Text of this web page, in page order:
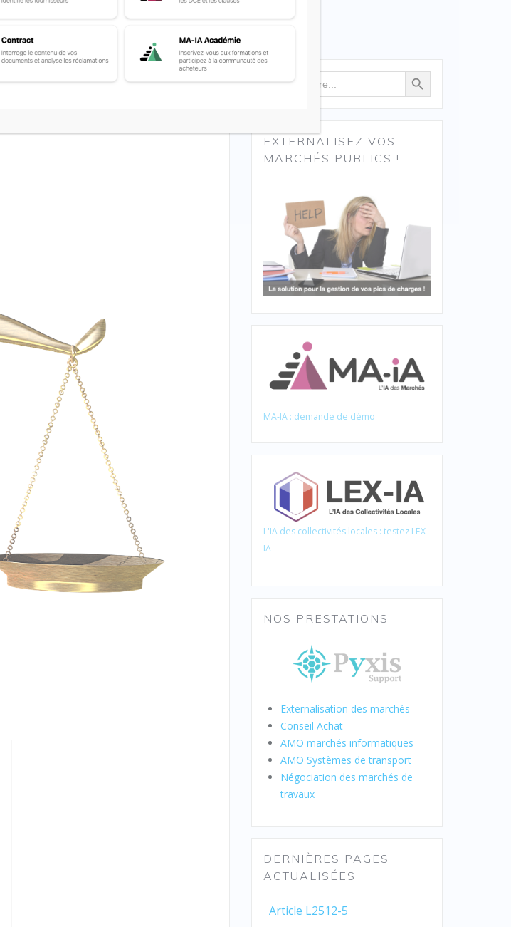
for:
Search Button
EXTERNALISEZ VOS
MARCHÉS PUBLICS !
MA-IA : demande de démo
L'IA des collectivités locales : testez LEX-
IA
NOS PRESTATIONS
Externalisation des marchés
Conseil Achat
AMO marchés informatiques
AMO Systèmes de transport
Négociation des marchés de
travaux
DERNIÈRES PAGES
ACTUALISÉES
Article L2512-5